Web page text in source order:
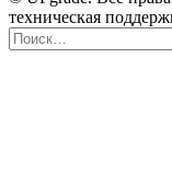
техническая
Найти: